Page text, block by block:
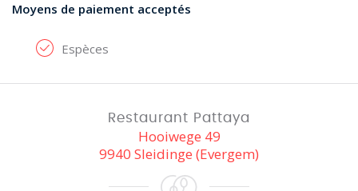
Moyens de paiement acceptés
Espèces
Restaurant Pattaya
Hooiwege 49
9940 Sleidinge (Evergem)